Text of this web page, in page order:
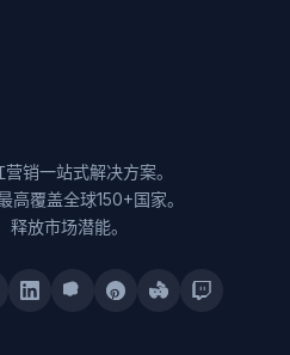
销一站式解决方案。
覆盖全球150+国家。
放市场潜能。